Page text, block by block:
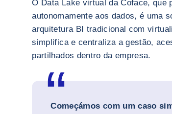
O Data Lake virtual da Coface, que
autonomamente aos dados, é uma
arquitetura BI tradicional com
simplifica e centraliza a gestão,
partilhados dentro da empresa.
Começámos com um caso